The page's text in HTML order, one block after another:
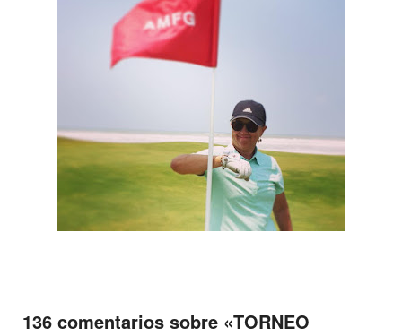
136 comentarios sobre «TORNEO